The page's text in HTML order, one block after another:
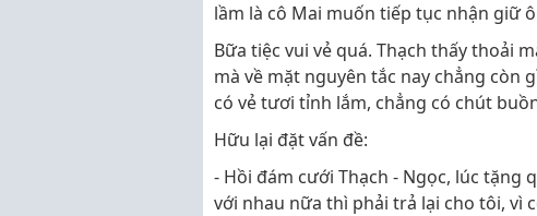
lầm là cô Mai muốn tiếp tục nhận giữ
Bữa tiệc vui vẻ quá. Thạch thấy thoải
mà về mặt nguyên tắc nay chẳng còn
có vẻ tươi tỉnh lắm, chẳng có chút
Hữu lại đặt vấn đề:
- Hồi đám cưới Thạch - Ngọc, lúc
với nhau nữa thì phải trả lại cho tôi, vì